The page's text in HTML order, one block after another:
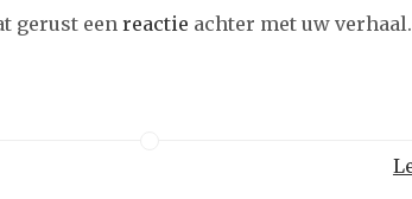
gerust eenreactie achter met uw verhaal.